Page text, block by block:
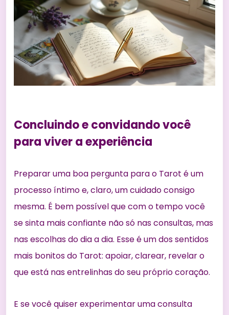
Concluindo e convidando você
para viver a experiência
Preparar uma boa pergunta para o Tarot é um
processo íntimo e, claro, um cuidado consigo
mesma. É bem possível que com o tempo você
se sinta mais confiante não só nas consultas, mas
nas escolhas do dia a dia. Esse é um dos sentidos
mais bonitos do Tarot: apoiar, clarear, revelar o
que está nas entrelinhas do seu próprio coração.
E se você quiser experimentar uma consulta